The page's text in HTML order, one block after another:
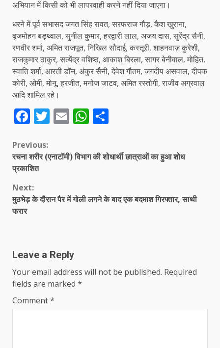
अभियान में किसी को भी लापरवाही करने नहीं दिया जाएगा।
धरने में पूर्व सभासद जगत सिंह रावत, सरफराज गौड़, कैश खुराना,
बृजमोहन बड़थ्वाल, सुनील कुमार, हरद्वारी लाल, अजय दास, सुरेंद्र सैनी,
रणवीर शर्मा, अमित राजपूत, निखिल सौदाई, कस्तूरी, शाहनवाज़ कुरेशी,
राजकुमार ठाकुर, सत्येंद्र वशिष्ठ, आकाश बिरला, सागर बेनीवाल, मोहित,
स्वाति शर्मा, आरती डॉन, अंकुर सैनी, देवेश गौतम, जगदीप असवाल, दीपक
कोरी, ओमी, मोनू, हरजीत, मनोज जाटव, अमित रस्तोगी, राजीव अग्रवाल
आदि शामिल रहे।
Facebook
Twitter
EmailWhatsApp
Continue
Reading
Previous:
रचना शरीर (एनाटॉमी) विभाग की शोधार्थी छात्राओं का हुआ शोध
प्रकाशित
Next:
मुठभेड़ के दौरान पैर में गोली लगने के बाद एक बदमाश गिरफ्तार, साथी
फरार
Leave a Reply
Your email address will not be published. Required
fields are marked *
Comment*